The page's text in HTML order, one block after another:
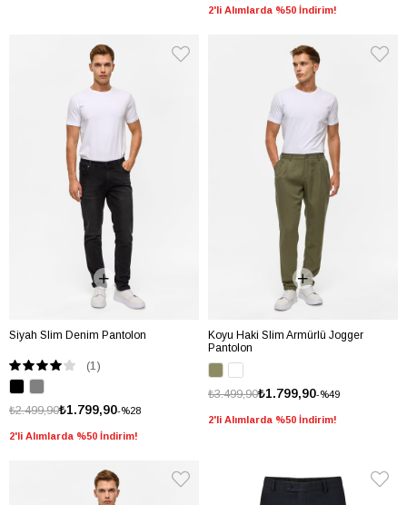
2'li Alımlarda %50 İndirim!
Siyah Slim Denim Pantolon
(1)
%28
₺1.799,90
₺2.499,90
2'li Alımlarda %50 İndirim!
Koyu Haki Slim Armürlü Jogger
Pantolon
%49
₺1.799,90
₺3.499,90
2'li Alımlarda %50 İndirim!